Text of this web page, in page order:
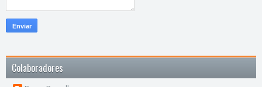
Colaboradores